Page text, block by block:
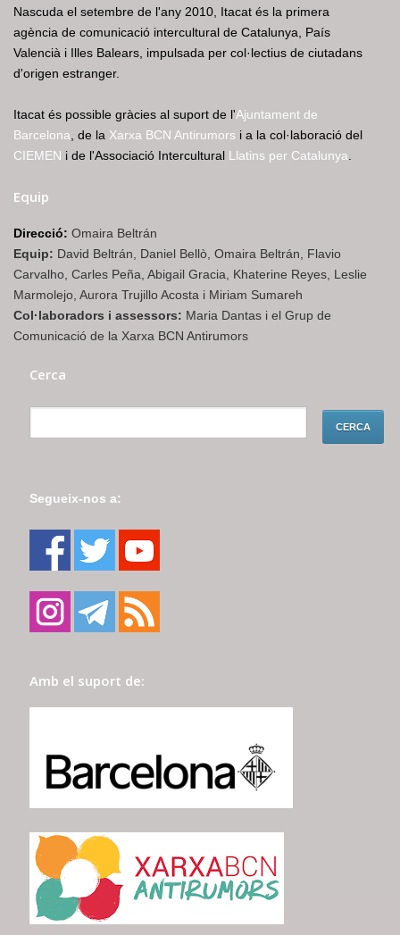
Nascuda el setembre de l'any 2010, Itacat és la primera
agència de comunicació intercultural de Catalunya, País
Valencià i Illes Balears, impulsada per col·lectius de ciutadans
d'origen estranger.
Itacat és possible gràcies al suport de l'Ajuntament de
Barcelona , de la Xarxa BCN Antirumors i a la col·laboració del
CIEMEN i de l'Associació Intercultural Llatins per Catalunya
Equip
Direcció: Omaira Beltrán
Equip: David Beltrán, Daniel Bellò, Omaira Beltrán, Flavio
Carvalho, Carles Peña, Abigail Gracia, Khaterine Reyes, Leslie
Marmolejo, Aurora Trujillo Acosta i Miriam Sumareh
Col·laboradors i assessors: Maria Dantas i el Grup de
Comunicació de la Xarxa BCN Antirumors
Cerca
Segueix-nos a:
Amb el suport de: